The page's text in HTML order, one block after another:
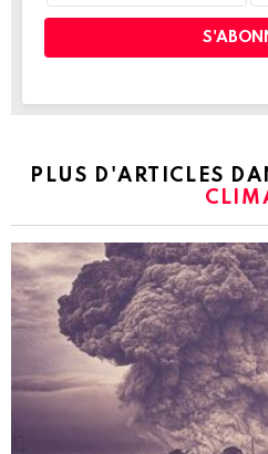
PLUS D'ARTICLES